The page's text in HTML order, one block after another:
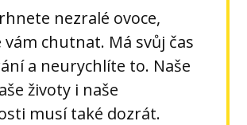
nezralé ovoce,
vám chutnat. Má svůj čas
a neurychlíte to. Naše
životy i naše
musí také dozrát.